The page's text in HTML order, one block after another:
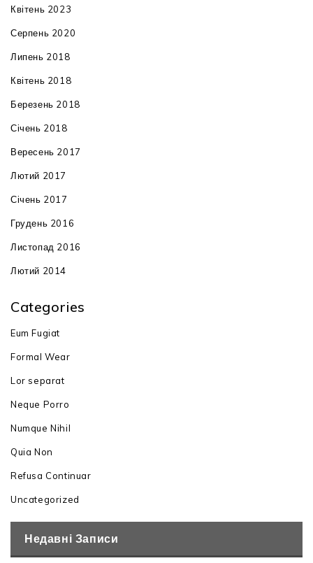
Квітень 2023
Серпень 2020
Липень 2018
Квітень 2018
Березень 2018
Січень 2018
Вересень 2017
Лютий 2017
Січень 2017
Грудень 2016
Листопад 2016
Лютий 2014
Categories
Eum Fugiat
Formal Wear
Lor separat
Neque Porro
Numque Nihil
Quia Non
Refusa Continuar
Uncategorized
Недавні Записи